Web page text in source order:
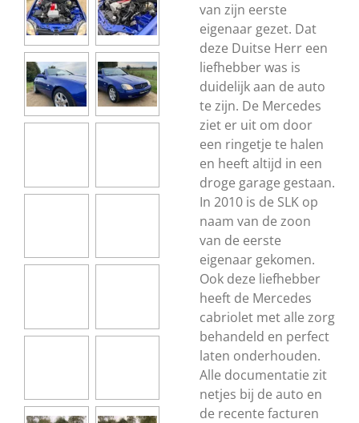
van zijn eerste
eigenaar gezet. Dat
deze Duitse Herr een
liefhebber was is
duidelijk aan de auto
te zijn. De Mercedes
ziet er uit om door
een ringetje te halen
en heeft altijd in een
droge garage gestaan.
In 2010 is de SLK op
naam van de zoon
van de eerste
eigenaar gekomen.
Ook deze liefhebber
heeft de Mercedes
cabriolet met alle zorg
behandeld en perfect
laten onderhouden.
Alle documentatie zit
netjes bij de auto en
de recente facturen